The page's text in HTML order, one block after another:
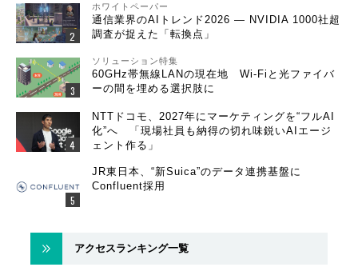
ホワイトペーパー
通信業界のAIトレンド2026 ― NVIDIA 1000社超
調査が捉えた「転換点」
ソリューション特集
60GHz帯無線LANの現在地 Wi-Fiと光ファイバ
ーの間を埋める選択肢に
NTTドコモ、2027年にマーケティングを“フルAI
化”へ 「現場社員も納得の切れ味鋭いAIエージ
ェント作る」
JR東日本、“新Suica”のデータ連携基盤に
Confluent採用
アクセスランキング一覧